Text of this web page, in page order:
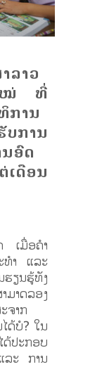
ລາວ
ໝ່ ທີ່
ການ
ການ
ອົດ
ດືອນ
ເມື່ອຄຳ
ທໍາ ແລະ
ຮຽນຮູ້ທັງ
ມາດລອງ
ຈາກ
ດ້ບໍ? ​ໃນ​
ປະກອບ
ລະ ການ